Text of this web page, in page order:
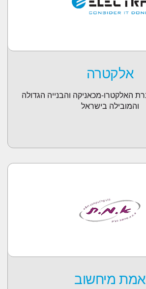
אלקטרה
האלקטרו-מכאניקה והבנייה הגדולה
והמובילה בישראל
אמת מיחשוב